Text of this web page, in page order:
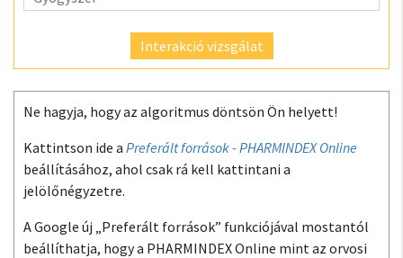
Interakció vizsgálat
Ne hagyja, hogy az algoritmus döntsön Ön helyett!
Kattintson ide a Preferált források - PHARMINDEX Online
beállításához, ahol csak rá kell kattintani a
jelölőnégyzetre.
A Google új „Preferált források” funkciójával mostantól
beállíthatja, hogy a PHARMINDEX Online mint az orvosi